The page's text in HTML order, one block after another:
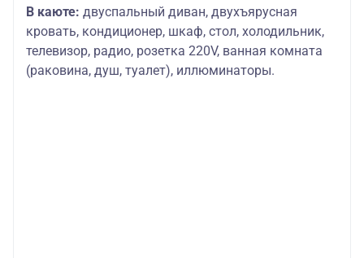
В каюте: двуспальный диван, двухъярусная
кровать, кондиционер, шкаф, стол, холодильник,
телевизор, радио, розетка 220V, ванная комната
(раковина, душ, туалет), иллюминаторы.